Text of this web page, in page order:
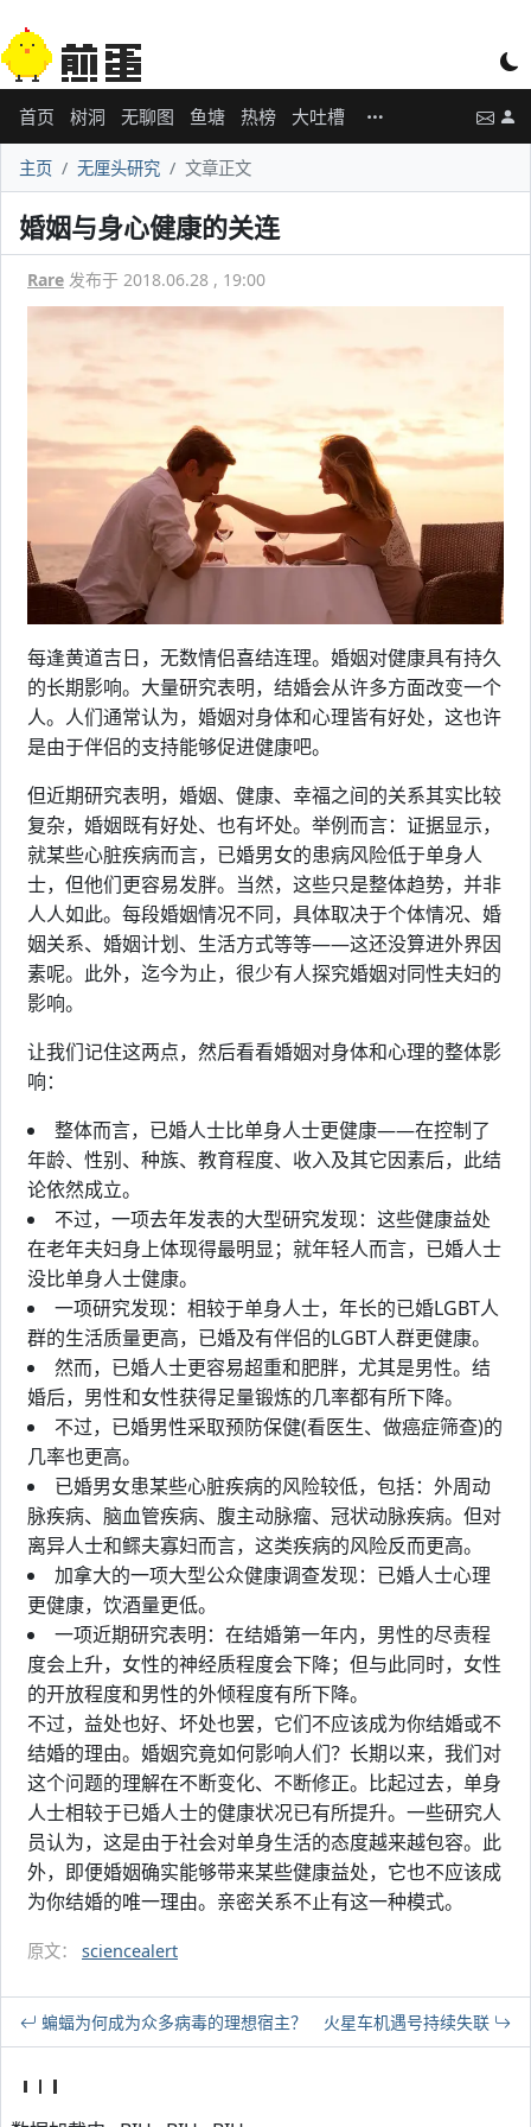
首页 树洞 无聊图 鱼塘 热榜 大吐槽
主页 无厘头研究 文章正文
婚姻与身心健康的关连
Rare 发布于 2018.06.28 , 19:00
每逢黄道吉日，无数情侣喜结连理。婚姻对健康具有持久
的长期影响。大量研究表明，结婚会从许多方面改变一个
人。人们通常认为，婚姻对身体和心理皆有好处，这也许
是由于伴侣的支持能够促进健康吧。
但近期研究表明，婚姻、健康、幸福之间的关系其实比较
复杂，婚姻既有好处、也有坏处。举例而言：证据显示，
就某些心脏疾病而言，已婚男女的患病风险低于单身人
士，但他们更容易发胖。当然，这些只是整体趋势，并非
人人如此。每段婚姻情况不同，具体取决于个体情况、婚
姻关系、婚姻计划、生活方式等等——这还没算进外界因
素呢。此外，迄今为止，很少有人探究婚姻对同性夫妇的
影响。
让我们记住这两点，然后看看婚姻对身体和心理的整体影
响：
整体而言，已婚人士比单身人士更健康——在控制了
年龄、性别、种族、教育程度、收入及其它因素后，此结
论依然成立。
不过，一项去年发表的大型研究发现：这些健康益处
在老年夫妇身上体现得最明显；就年轻人而言，已婚人士
没比单身人士健康。
一项研究发现：相较于单身人士，年长的已婚LGBT人
群的生活质量更高，已婚及有伴侣的LGBT人群更健康。
然而，已婚人士更容易超重和肥胖，尤其是男性。结
婚后，男性和女性获得足量锻炼的几率都有所下降。
不过，已婚男性采取预防保健(看医生、做癌症筛查)的
几率也更高。
已婚男女患某些心脏疾病的风险较低，包括：外周动
脉疾病、脑血管疾病、腹主动脉瘤、冠状动脉疾病。但对
离异人士和鳏夫寡妇而言，这类疾病的风险反而更高。
加拿大的一项大型公众健康调查发现：已婚人士心理
更健康，饮酒量更低。
一项近期研究表明：在结婚第一年内，男性的尽责程
度会上升，女性的神经质程度会下降；但与此同时，女性
的开放程度和男性的外倾程度有所下降。
不过，益处也好、坏处也罢，它们不应该成为你结婚或不
结婚的理由。婚姻究竟如何影响人们？长期以来，我们对
这个问题的理解在不断变化、不断修正。比起过去，单身
人士相较于已婚人士的健康状况已有所提升。一些研究人
员认为，这是由于社会对单身生活的态度越来越包容。此
外，即便婚姻确实能够带来某些健康益处，它也不应该成
为你结婚的唯一理由。亲密关系不止有这一种模式。
原文： sciencealert
蝙蝠为何成为众多病毒的理想宿主？ 火星车机遇号持续失联